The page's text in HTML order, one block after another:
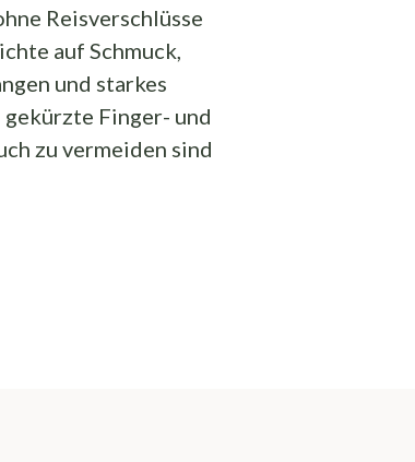
Reisverschlüsse
auf Schmuck,
und starkes
Finger- und
zu vermeiden sind